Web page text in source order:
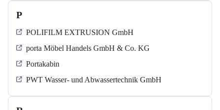
P
POLIFILM EXTRUSION GmbH
porta Möbel Handels GmbH & Co. KG
Portakabin
PWT Wasser- und Abwassertechnik GmbH